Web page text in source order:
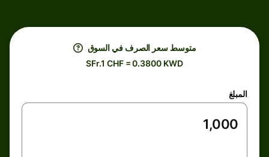
متوسط ​​سعر الصرف في السوق
SFr.1 CHF = 0.3800 KWD
المبلغ